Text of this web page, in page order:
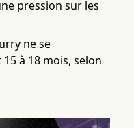
pression sur les
ne se
à 18 mois, selon